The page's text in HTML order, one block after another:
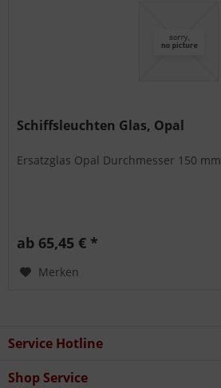
Schiffsleuchten Glas, Opal
Ersatzglas Opal Durchmesser 150 mm
ab 65,45 € *
Merken
Service Hotline
Shop Service